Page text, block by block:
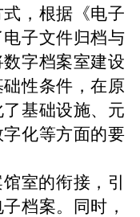
， 根据《电子
电子文件归档与
数字档案室建设
性条件，在原
了基础设施、元
字化等方面的要
室的衔接 ， 引
档案。
同时 ，